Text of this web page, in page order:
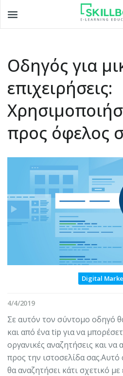
Οδηγός για
επιχειρήσεις:
προς όφελος
Digital
4/4/2019
Σε αυτόν τον σύντομο οδηγό
και από ένα tip για να
οργανικές αναζητήσεις και να
προς την ιστοσελίδα σας.Αυτό
θα αναζητήσει κάτι σχετικό με